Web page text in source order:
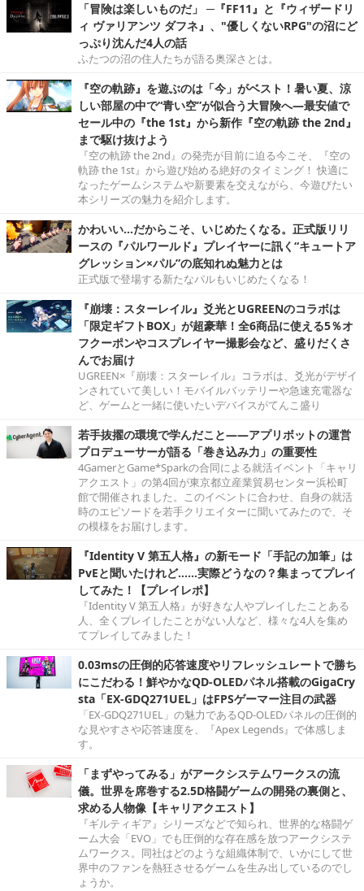
「冒険は楽しいものだ」 ─『FF11』と『ウィザードリ
ィ ヴァリアンツ ダフネ』、"優しくないRPG"の沼にど
っぷり沈んだ4人の話
ふたつの沼の住人たちが語る奥深さとは。
『空の軌跡』を遊ぶのは「今」がベスト！暑い夏、涼
しい部屋の中で“青い空”が似合う大冒険へ―最安値で
セール中の『the 1st』から新作『空の軌跡 the 2nd』
まで駆け抜けよう
『空の軌跡 the 2nd』の発売が目前に迫る今こそ、『空の
軌跡 the 1st』から遊び始める絶好のタイミング！ 快適に
なったゲームシステムや新要素を交えながら、今遊びたい
本シリーズの魅力を紹介します。
かわいい…だからこそ、いじめたくなる。正式版リリ
ースの『パルワールド』プレイヤーに訊く“キュートア
グレッション×パル”の底知れぬ魅力とは
正式版で登場する新たなパルもいじめたくなる！
『崩壊：スターレイル』爻光とUGREENのコラボは
「限定ギフトBOX」が超豪華！全6商品に使える5％オ
フクーポンやコスプレイヤー撮影会など、盛りだくさ
んでお届け
UGREEN×『崩壊：スターレイル』コラボは、爻光がデザイ
ンされていて美しい！モバイルバッテリーや急速充電器な
ど、ゲームと一緒に使いたいデバイスがてんこ盛り
若手抜擢の環境で学んだこと――アプリボットの運営
プロデューサーが語る「巻き込み力」の重要性
4GamerとGame*Sparkの合同による就活イベント「キャリ
アクエスト」の第4回が東京都立産業貿易センター浜松町
館で開催されました。このイベントに合わせ、自身の就活
時のエピソードを若手クリエイターに聞いてみたので、そ
の模様をお届けします。
『Identity V 第五人格』の新モード「手記の加筆」は
PvEと聞いたけれど……実際どうなの？集まってプレイ
してみた！【プレイレポ】
『Identity V 第五人格』が好きな人やプレイしたことある
人、全くプレイしたことがない人など、様々な4人を集め
てプレイしてみました！
0.03msの圧倒的応答速度やリフレッシュレートで勝ち
にこだわる！鮮やかなQD-OLEDパネル搭載のGigaCry
sta「EX-GDQ271UEL」はFPSゲーマー注目の武器
「EX-GDQ271UEL」の魅力であるQD-OLEDパネルの圧倒的
な見やすさや応答速度を、『Apex Legends』で体感しま
す。
「まずやってみる」がアークシステムワークスの流
儀。世界を席巻する2.5D格闘ゲームの開発の裏側と、
求める人物像【キャリアクエスト】
『ギルティギア』シリーズなどで知られ、世界的な格闘ゲ
ーム大会「EVO」でも圧倒的な存在感を放つアークシステ
ムワークス。同社はどのような組織体制で、いかにして世
界中のファンを熱狂させるゲームを生み出しているのでし
ょうか。